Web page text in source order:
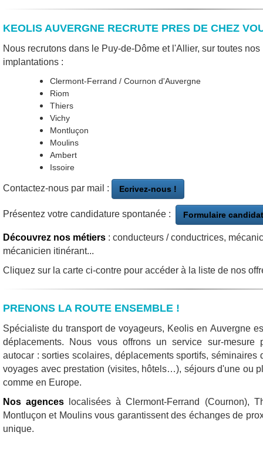
KEOLIS AUVERGNE RECRUTE PRES DE CHEZ
Nous recrutons dans le Puy-de-Dôme et l'Allier, sur toutes nos
implantations :
Clermont-Ferrand / Cournon d'Auvergne
Riom
Thiers
Vichy
Montluçon
Moulins
Ambert
Issoire
Contactez-nous par mail : Ecrivez-nous !
Présentez votre candidature spontanée : Formulaire
Découvrez nos métiers : conducteurs / conductrices,
mécanicien itinérant...
Cliquez sur la carte ci-contre pour accéder à la liste de nos
PRENONS LA ROUTE ENSEMBLE !
Spécialiste du transport de voyageurs, Keolis en Auvergne
déplacements. Nous vous offrons un service sur-
autocar : sorties scolaires, déplacements sportifs, séminaires
voyages avec prestation (visites, hôtels…), séjours d'une ou
comme en Europe.
Nos agences localisées à Clermont-Ferrand (Cournon),
Montluçon et Moulins vous garantissent des échanges de
unique.